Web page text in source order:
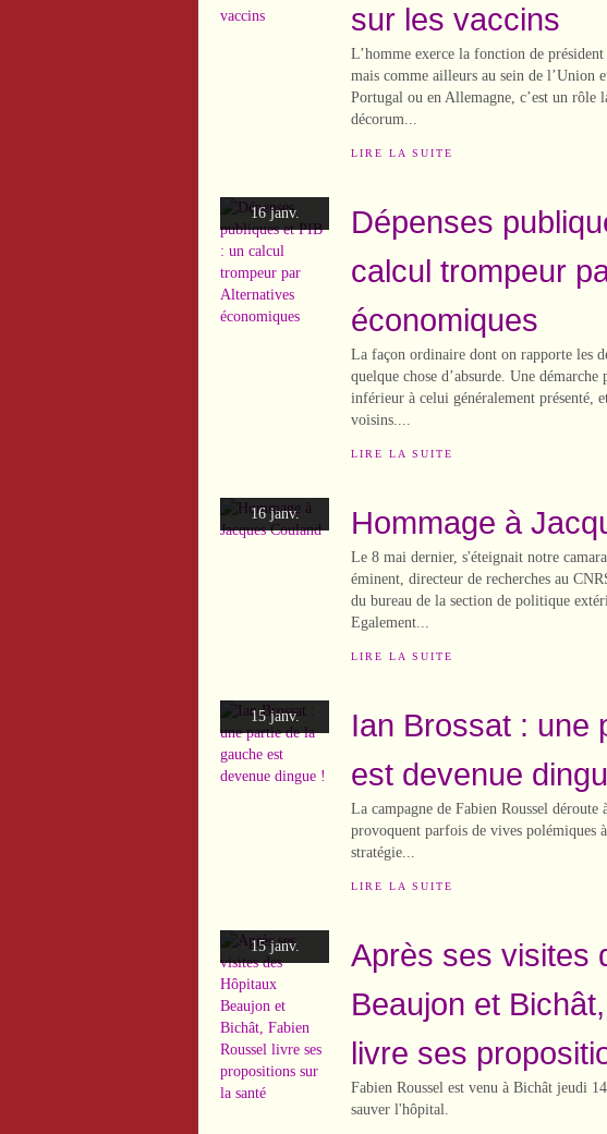
sur les vaccins
L’homme exerce la fonction de
mais comme ailleurs au sein de l’Union
Portugal ou en Allemagne, c’est un rôle
décorum...
LIRE LA SUITE
16 janv.
Dépenses
calcul trompeur
économiques
La façon ordinaire dont on rapporte les
quelque chose d’absurde. Une
inférieur à celui généralement présenté,
voisins....
LIRE LA SUITE
16 janv. Hommage à
Le 8 mai dernier, s'éteignait notre
éminent, directeur de recherches au
du bureau de la section de politique
Egalement...
LIRE LA SUITE
15 janv.
Ian Brossat : une
est devenue
La campagne de Fabien Roussel déroute
provoquent parfois de vives polémiques
stratégie...
LIRE LA SUITE
15 janv.
Après ses visites
Beaujon et
livre ses
Fabien Roussel est venu à Bichât jeudi
sauver l'hôpital.